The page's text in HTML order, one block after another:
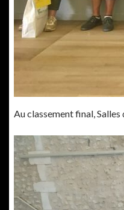
Au classement final,